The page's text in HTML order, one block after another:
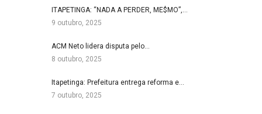
ITAPETINGA: “NADA A PERDER, ME$MO”,…
9 outubro, 2025
ACM Neto lidera disputa pelo…
8 outubro, 2025
Itapetinga: Prefeitura entrega reforma e…
7 outubro, 2025